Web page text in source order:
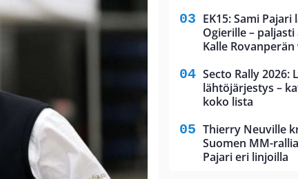
EK15: Sami
Ogierille –
Kalle
Secto Rally 2026:
lähtöjärjestys –
koko lista
Thierry Neuville
Suomen MM-
Pajari eri linjoilla